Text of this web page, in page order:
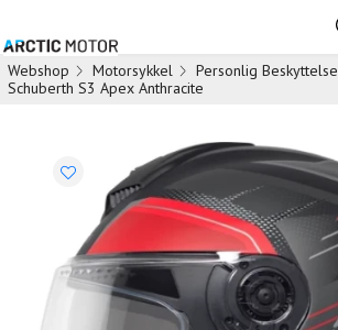
Webshop Motorsykkel Personlig Beskyttelse
Schuberth S3 Apex Anthracite